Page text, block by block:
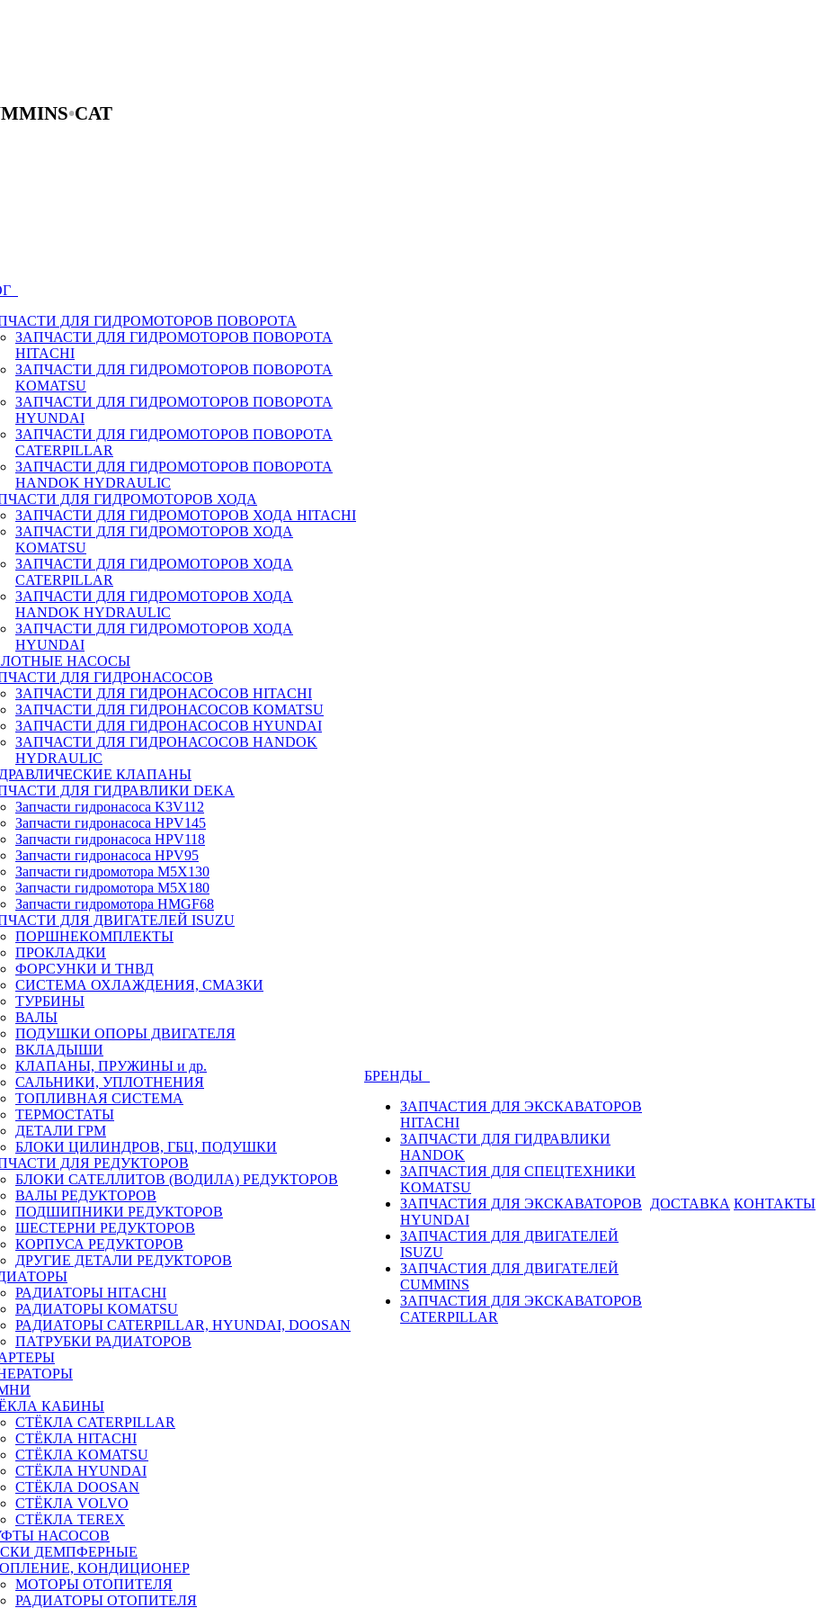
•CAT
ДЛЯ ГИДРОМОТОРОВ ПОВОРОТА
ЗАПЧАСТИ ДЛЯ ГИДРОМОТОРОВ ПОВОРОТА
HITACHI
ЗАПЧАСТИ ДЛЯ ГИДРОМОТОРОВ ПОВОРОТА
KOMATSU
ЗАПЧАСТИ ДЛЯ ГИДРОМОТОРОВ ПОВОРОТА
HYUNDAI
ЗАПЧАСТИ ДЛЯ ГИДРОМОТОРОВ ПОВОРОТА
CATERPILLAR
ЗАПЧАСТИ ДЛЯ ГИДРОМОТОРОВ ПОВОРОТА
HANDOK HYDRAULIC
ДЛЯ ГИДРОМОТОРОВ ХОДА
ЗАПЧАСТИ ДЛЯ ГИДРОМОТОРОВ ХОДА HITACHI
ЗАПЧАСТИ ДЛЯ ГИДРОМОТОРОВ ХОДА
KOMATSU
ЗАПЧАСТИ ДЛЯ ГИДРОМОТОРОВ ХОДА
CATERPILLAR
ЗАПЧАСТИ ДЛЯ ГИДРОМОТОРОВ ХОДА
HANDOK HYDRAULIC
ЗАПЧАСТИ ДЛЯ ГИДРОМОТОРОВ ХОДА
HYUNDAI
НАСОСЫ
ДЛЯ ГИДРОНАСОСОВ
ЗАПЧАСТИ ДЛЯ ГИДРОНАСОСОВ HITACHI
ЗАПЧАСТИ ДЛЯ ГИДРОНАСОСОВ KOMATSU
ЗАПЧАСТИ ДЛЯ ГИДРОНАСОСОВ HYUNDAI
ЗАПЧАСТИ ДЛЯ ГИДРОНАСОСОВ HANDOK
HYDRAULIC
КЛАПАНЫ
ДЛЯ ГИДРАВЛИКИ DEKA
Запчасти гидронасоса K3V112
Запчасти гидронасоса HPV145
Запчасти гидронасоса HPV118
Запчасти гидронасоса HPV95
Запчасти гидромотора M5X130
Запчасти гидромотора M5X180
Запчасти гидромотора HMGF68
ДЛЯ ДВИГАТЕЛЕЙ ISUZU
ПОРШНЕКОМПЛЕКТЫ
ПРОКЛАДКИ
ФОРСУНКИ И ТНВД
СИСТЕМА ОХЛАЖДЕНИЯ, СМАЗКИ
ТУРБИНЫ
ВАЛЫ
ПОДУШКИ ОПОРЫ ДВИГАТЕЛЯ
ВКЛАДЫШИ
КЛАПАНЫ, ПРУЖИНЫ и др.
САЛЬНИКИ, УПЛОТНЕНИЯ
ТОПЛИВНАЯ СИСТЕМА
ТЕРМОСТАТЫ
ДЕТАЛИ ГРМ
БЛОКИ ЦИЛИНДРОВ, ГБЦ, ПОДУШКИ
ДЛЯ РЕДУКТОРОВ
БЛОКИ САТЕЛЛИТОВ (ВОДИЛА) РЕДУКТОРОВ
ВАЛЫ РЕДУКТОРОВ
ПОДШИПНИКИ РЕДУКТОРОВ
ШЕСТЕРНИ РЕДУКТОРОВ
КОРПУСА РЕДУКТОРОВ
ДРУГИЕ ДЕТАЛИ РЕДУКТОРОВ
РАДИАТОРЫ HITACHI
РАДИАТОРЫ KOMATSU
РАДИАТОРЫ CATERPILLAR, HYUNDAI, DOOSAN
ПАТРУБКИ РАДИАТОРОВ
КАБИНЫ
СТЁКЛА CATERPILLAR
СТЁКЛА HITACHI
СТЁКЛА KOMATSU
СТЁКЛА HYUNDAI
СТЁКЛА DOOSAN
СТЁКЛА VOLVO
СТЁКЛА TEREX
НАСОСОВ
ДЕМПФЕРНЫЕ
КОНДИЦИОНЕР
МОТОРЫ ОТОПИТЕЛЯ
РАДИАТОРЫ ОТОПИТЕЛЯ
БРЕНДЫ
ЗАПЧАСТИЯ ДЛЯ ЭКСКАВАТОРОВ
HITACHI
ЗАПЧАСТИ ДЛЯ ГИДРАВЛИКИ
HANDOK
ЗАПЧАСТИЯ ДЛЯ СПЕЦТЕХНИКИ
KOMATSU
ЗАПЧАСТИЯ ДЛЯ ЭКСКАВАТОРОВ
HYUNDAI
ЗАПЧАСТИЯ ДЛЯ ДВИГАТЕЛЕЙ
ISUZU
ЗАПЧАСТИЯ ДЛЯ ДВИГАТЕЛЕЙ
CUMMINS
ЗАПЧАСТИЯ ДЛЯ ЭКСКАВАТОРОВ
CATERPILLAR
ДОСТАВКА КОНТАКТЫ